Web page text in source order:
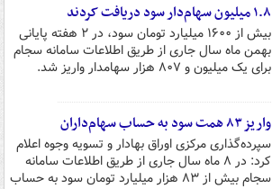
۱.۸ میلیون سهام‌دار سود دریافت کردند
بیش از ۱۶۰۰ میلیارد تومان سود، در ۲ هفته پایانی
بهمن ماه سال جاری از طریق اطلاعات سامانه سجام
برای یک میلیون و ۸۰۷ هزار سهامدار واریز شد.
واریز ۸۳ همت سود به حساب سهام‌داران
سپرده‌گذاری مرکزی اوراق بهادار و تسویه وجوه اعلام
کرد: در ۸ ماه سال جاری از طریق اطلاعات سامانه
سجام بیش از ۸۳ هزار میلیارد تومان سود به حساب